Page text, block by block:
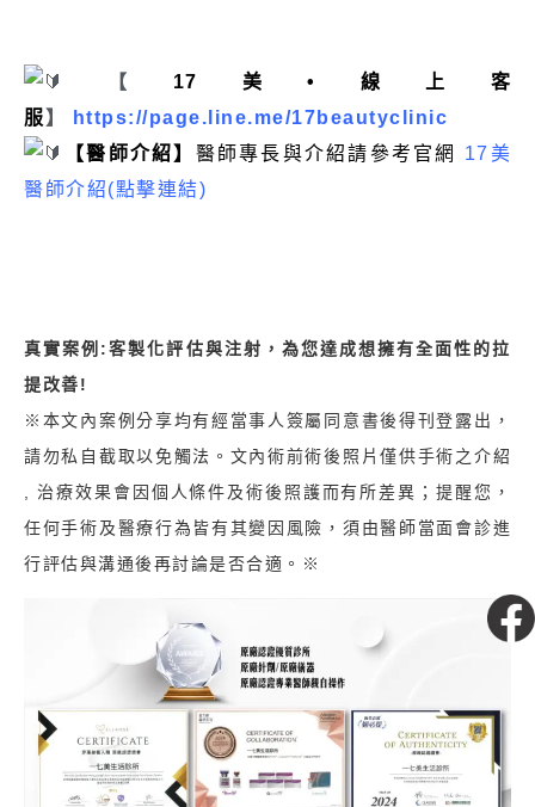
【 17美•線上客
服 】
https://page.line.me/17beautyclinic
【醫師介紹】 醫師專長與介紹請參考官網
17美
醫師介紹(點擊連結)
真實案例:客製化評估與注射，為您達成想擁有全面性的拉
提改善!
※本文內案例分享均有經當事人簽屬同意書後得刊登露出，
請勿私自截取以免觸法。文內術前術後照片僅供手術之介紹
, 治療效果會因個人條件及術後照護而有所差異；提醒您，
任何手術及醫療行為皆有其變因風險，須由醫師當面會診進
行評估與溝通後再討論是否合適。※